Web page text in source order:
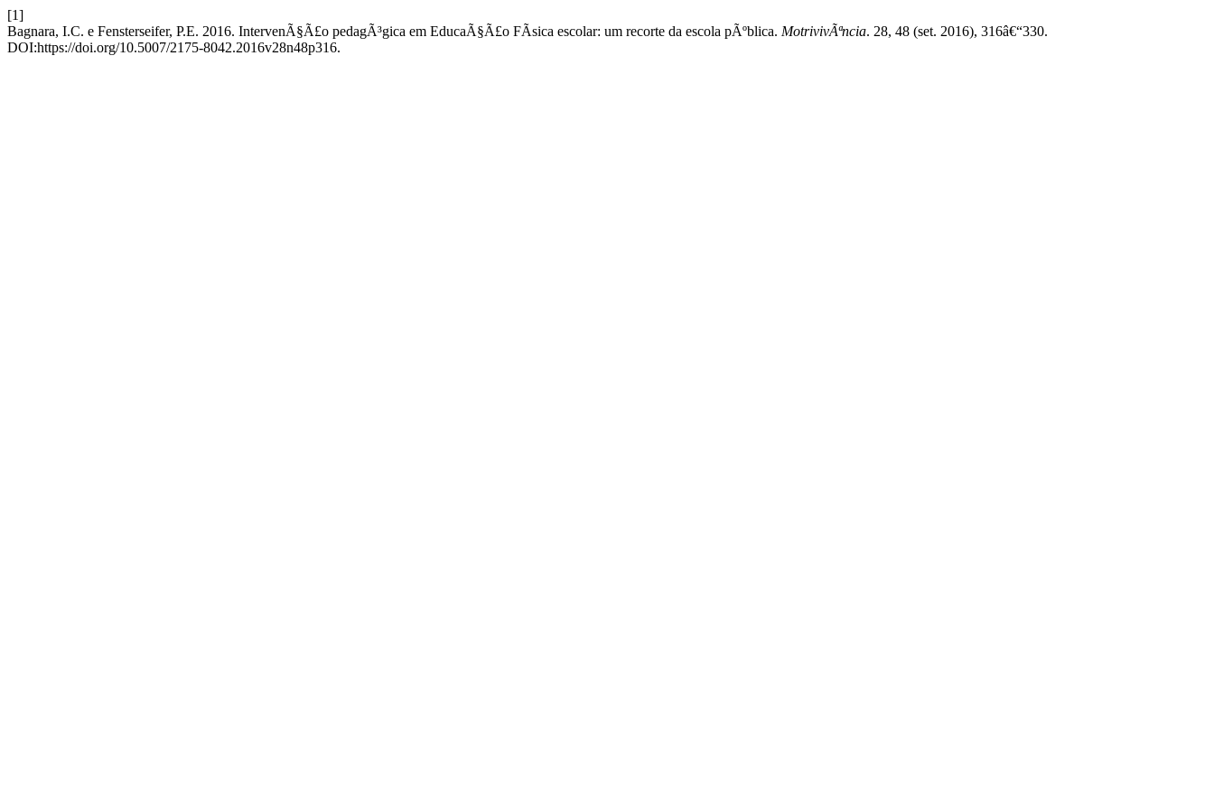
[1]
Bagnara, I.C. e Fensterseifer, P.E. 2016. IntervenÃ§Ã£o pedagÃ³gica em EducaÃ§Ã£o FÃ­sica escolar: um recorte da escola pÃºblica. MotrivivÃªncia. 28, 48 (set. 2016), 316â€“330.
DOI:https://doi.org/10.5007/2175-8042.2016v28n48p316.